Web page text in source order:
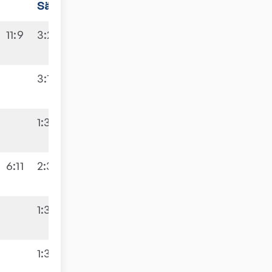
Sätze
11:9 3:2
3:1
1:3
6:11 2:3
1:3
1:3